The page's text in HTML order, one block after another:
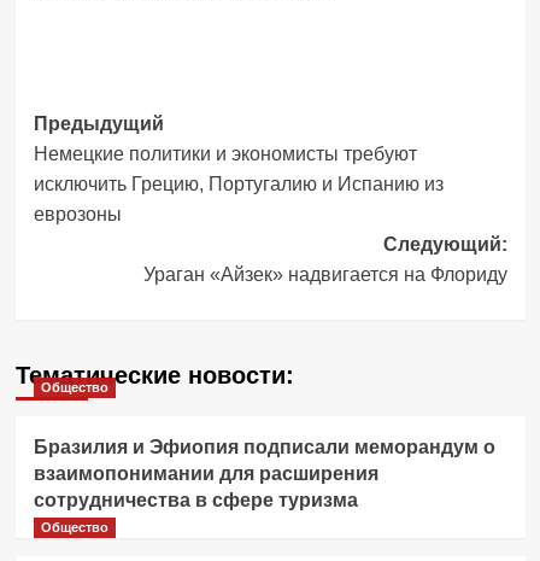
Навигация
записи
Предыдущий
Немецкие политики и экономисты требуют
исключить Грецию, Португалию и Испанию из
еврозоны
Следующий:
Ураган «Айзек» надвигается на Флориду
Тематические новости:
Общество
Бразилия и Эфиопия подписали меморандум о
взаимопонимании для расширения
сотрудничества в сфере туризма
Общество